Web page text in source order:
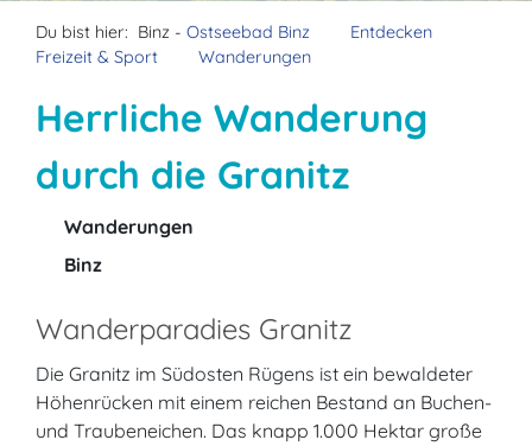
Du bist hier: Binz - Ostseebad Binz
Entdecken
Freizeit & Sport
Wanderungen
Herrliche Wanderung
durch die Granitz
Wanderungen
Binz
Wanderparadies Granitz
Die Granitz im Südosten Rügens ist ein bewaldeter
Höhenrücken mit einem reichen Bestand an Buchen-
und Traubeneichen. Das knapp 1.000 Hektar große